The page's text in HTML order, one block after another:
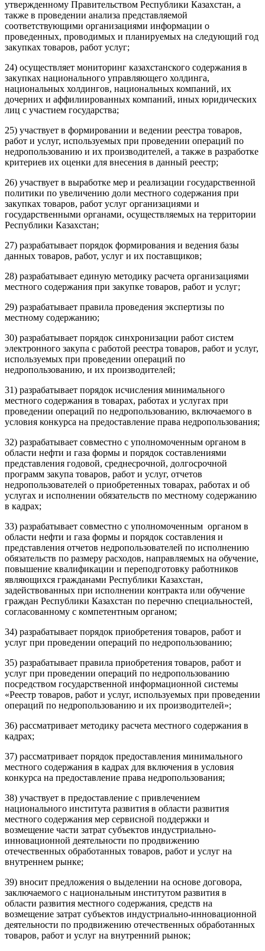
утвержденному Правительством Республики Казахстан, а
также в проведении анализа представляемой
соответствующими организациями информации о
проведенных, проводимых и планируемых на следующий год
закупках товаров, работ услуг;
24) осуществляет мониторинг казахстанского содержания в
закупках национального управляющего холдинга,
национальных холдингов, национальных компаний, их
дочерних и аффилиированных компаний, иных юридических
лиц с участием государства;
25) участвует в формировании и ведении реестра товаров,
работ и услуг, используемых при проведении операций по
недропользованию и их производителей, а также в разработке
критериев их оценки для внесения в данный реестр;
26) участвует в выработке мер и реализации государственной
политики по увеличению доли местного содержания при
закупках товаров, работ услуг организациями и
государственными органами, осуществляемых на территории
Республики Казахстан;
27) разрабатывает порядок формирования и ведения базы
данных товаров, работ, услуг и их поставщиков;
28) разрабатывает единую методику расчета организациями
местного содержания при закупке товаров, работ и услуг;
29) разрабатывает правила проведения экспертизы по
местному содержанию;
30) разрабатывает порядок синхронизации работ систем
электронного закупа с работой реестра товаров, работ и услуг,
используемых при проведении операций по
недропользованию, и их производителей;
31) разрабатывает порядок исчисления минимального
местного содержания в товарах, работах и услугах при
проведении операций по недропользованию, включаемого в
условия конкурса на предоставление права недропользования;
32) разрабатывает совместно с уполномоченным органом в
области нефти и газа формы и порядок составлениями
представления годовой, среднесрочной, долгосрочной
программ закупа товаров, работ и услуг, отчетов
недропользователей о приобретенных товарах, работах и об
услугах и исполнении обязательств по местному содержанию
в кадрах;
33) разрабатывает совместно с уполномоченным органом в
области нефти и газа формы и порядок составления и
представления отчетов недропользователей по исполнению
обязательств по размеру расходов, направляемых на обучение,
повышение квалификации и переподготовку работников
являющихся гражданами Республики Казахстан,
задействованных при исполнении контракта или обучение
граждан Республики Казахстан по перечню специальностей,
согласованному с компетентным органом;
34) разрабатывает порядок приобретения товаров, работ и
услуг при проведении операций по недропользованию;
35) разрабатывает правила приобретения товаров, работ и
услуг при проведении операций по недропользованию
посредством государственной информационной системы
«Реестр товаров, работ и услуг, используемых при проведении
операций по недропользованию и их производителей»;
36) рассматривает методику расчета местного содержания в
кадрах;
37) рассматривает порядок предоставления минимального
местного содержания в кадрах для включения в условия
конкурса на предоставление права недропользования;
38) участвует в предоставление с привлечением
национального института развития в области развития
местного содержания мер сервисной поддержки и
возмещение части затрат субъектов индустриально-
инновационной деятельности по продвижению
отечественных обработанных товаров, работ и услуг на
внутреннем рынке;
39) вносит предложения о выделении на основе договора,
заключаемого с национальным институтом развития в
области развития местного содержания, средств на
возмещение затрат субъектов индустриально-инновационной
деятельности по продвижению отечественных обработанных
товаров, работ и услуг на внутренний рынок;